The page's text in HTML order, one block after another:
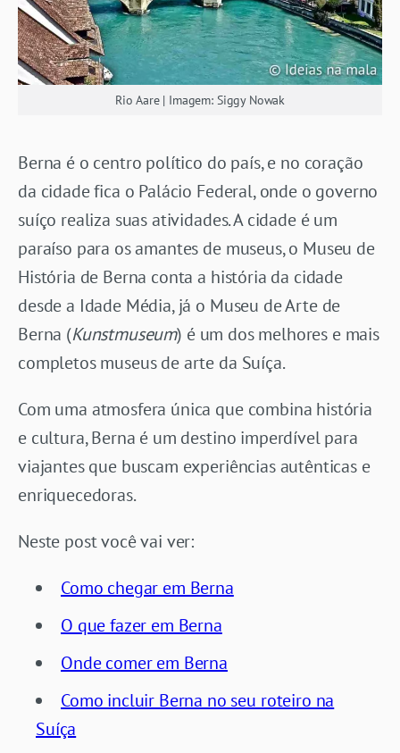
Rio Aare | Imagem: Siggy Nowak
Berna é o centro político do país, e no coração
da cidade fica o Palácio Federal, onde o governo
suíço realiza suas atividades. A cidade é um
paraíso para os amantes de museus, o Museu de
História de Berna conta a história da cidade
desde a Idade Média, já o Museu de Arte de
Berna (Kunstmuseum) é um dos melhores e mais
completos museus de arte da Suíça.
Com uma atmosfera única que combina história
e cultura, Berna é um destino imperdível para
viajantes que buscam experiências autênticas e
enriquecedoras.
Neste post você vai ver:
Como chegar em Berna
O que fazer em Berna
Onde comer em Berna
Como incluir Berna no seu roteiro na
Suíça